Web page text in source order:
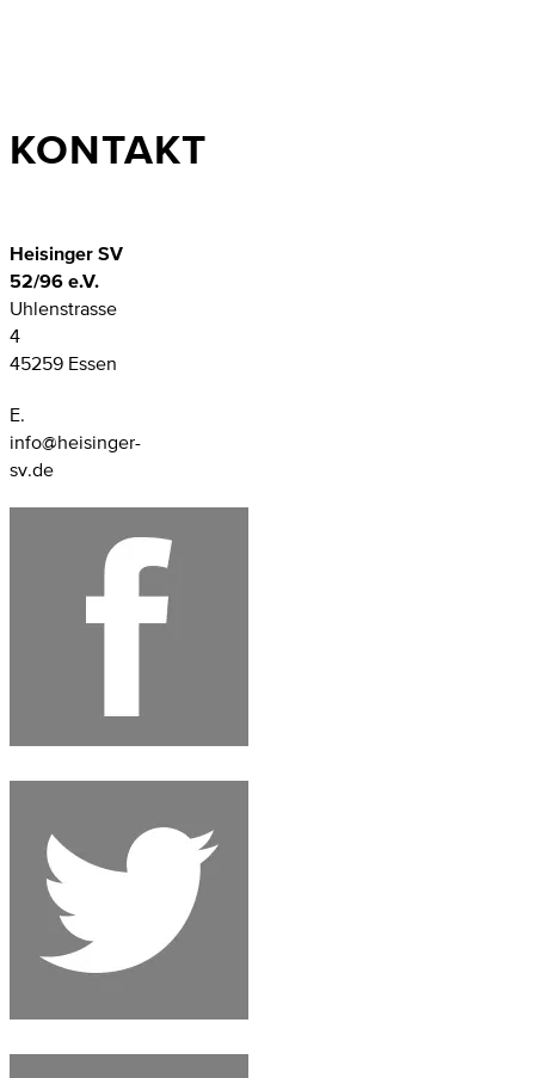
KONTAKT
Heisinger SV
52/96 e.V.
Uhlenstrasse
4
45259 Essen
E.
info@heisinger-
sv.de